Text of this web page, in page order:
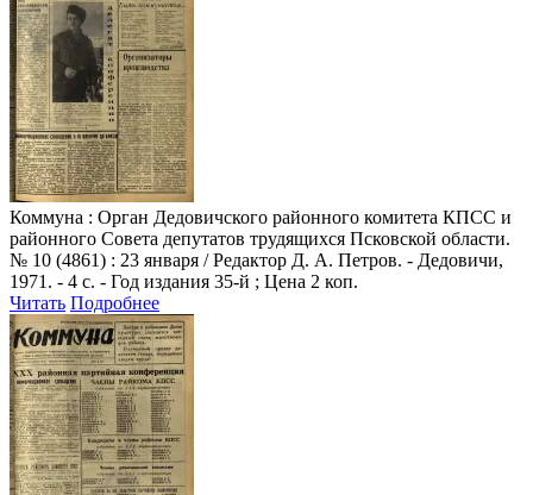
Коммуна : Орган Дедовичского районного комитета КПСС и
районного Совета депутатов трудящихся Псковской области.
№ 10 (4861) : 23 января / Редактор Д. А. Петров. - Дедовичи,
1971. - 4 с. - Год издания 35-й ; Цена 2 коп.
Читать Подробнее